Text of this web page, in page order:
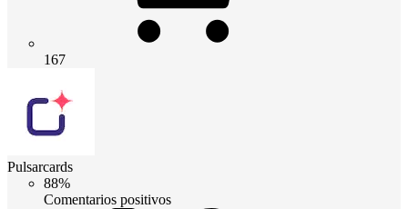
167
Pulsarcards
88%
Comentarios positivos